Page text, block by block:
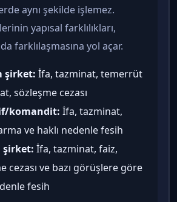
aynı şekilde işlemez.
yapısal farklılıkları,
farklılaşmasına yol açar.
şirket: İfa, tazminat, temerrüt
sözleşme cezası
komandit: İfa, tazminat,
ve haklı nedenle fesih
şirket: İfa, tazminat, faiz,
cezası ve bazı görüşlere göre
fesih